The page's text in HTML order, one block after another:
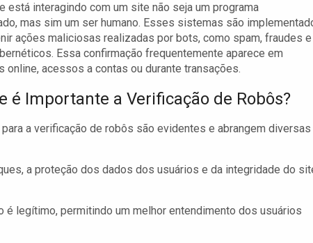
está interagindo com um site não seja um programa
mas sim um ser humano. Esses sistemas são
ações maliciosas realizadas por bots, como spam, fraudes e
Essa confirmação frequentemente aparece em
online, acessos a contas ou durante transações.
é Importante a Verificação de Robôs?
a verificação de robôs são evidentes e abrangem diversas
a proteção dos dados dos usuários e da integridade do
é legítimo, permitindo um melhor entendimento dos usuários